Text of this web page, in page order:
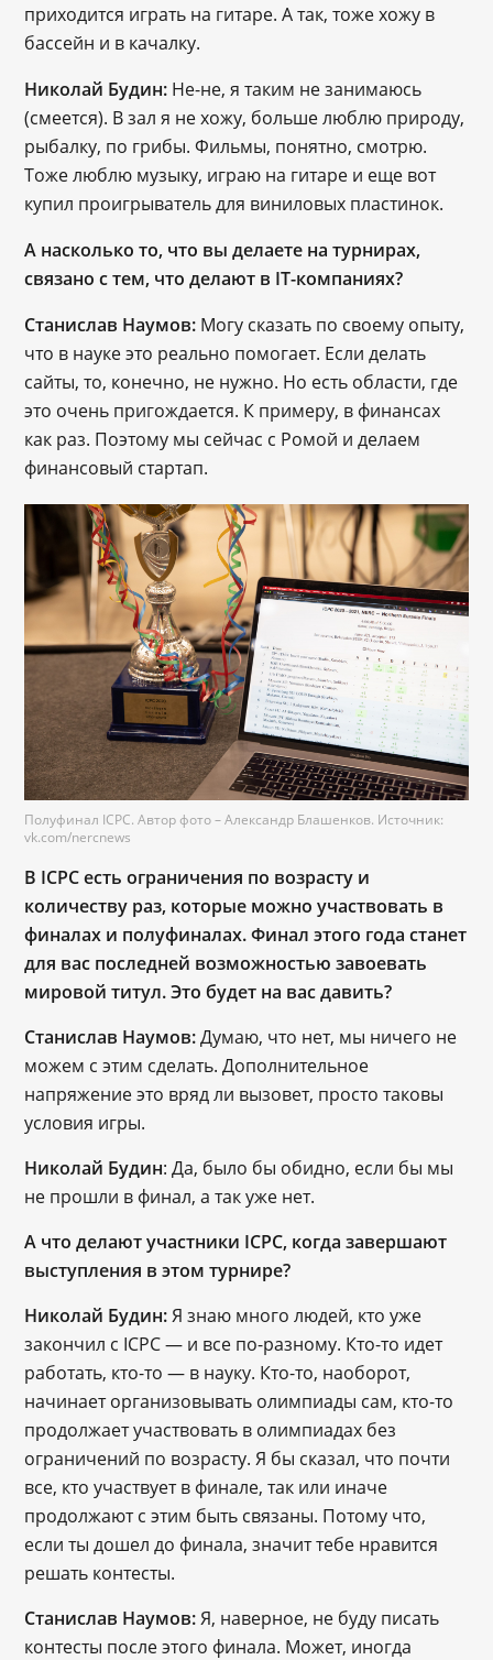
приходится играть на гитаре. А так, тоже хожу в
бассейн и в качалку.
Николай Будин: Не-не, я таким не занимаюсь
(смеется). В зал я не хожу, больше люблю природу,
рыбалку, по грибы. Фильмы, понятно, смотрю.
Тоже люблю музыку, играю на гитаре и еще вот
купил проигрыватель для виниловых пластинок.
А насколько то, что вы делаете на турнирах,
связано с тем, что делают в IT-компаниях?
Станислав Наумов: Могу сказать по своему опыту,
что в науке это реально помогает. Если делать
сайты, то, конечно, не нужно. Но есть области, где
это очень пригождается. К примеру, в финансах
как раз. Поэтому мы сейчас с Ромой и делаем
финансовый стартап.
Полуфинал ICPC. Автор фото – Александр Блашенков. Источник:
vk.com/nercnews
В ICPC есть ограничения по возрасту и
количеству раз, которые можно участвовать в
финалах и полуфиналах. Финал этого года станет
для вас последней возможностью завоевать
мировой титул. Это будет на вас давить?
Станислав Наумов:Думаю, что нет, мы ничего не
можем с этим сделать. Дополнительное
напряжение это вряд ли вызовет, просто таковы
условия игры.
Николай Будин: Да, было бы обидно, если бы мы
не прошли в финал, а так уже нет.
А что делают участники ICPC, когда завершают
выступления в этом турнире?
Николай Будин:Я знаю много людей, кто уже
закончил с ICPC — и все по-разному. Кто-то идет
работать, кто-то — в науку. Кто-то, наоборот,
начинает организовывать олимпиады сам, кто-то
продолжает участвовать в олимпиадах без
ограничений по возрасту. Я бы сказал, что почти
все, кто участвует в финале, так или иначе
продолжают с этим быть связаны. Потому что,
если ты дошел до финала, значит тебе нравится
решать контесты.
Станислав Наумов:Я, наверное, не буду писать
контесты после этого финала. Может, иногда